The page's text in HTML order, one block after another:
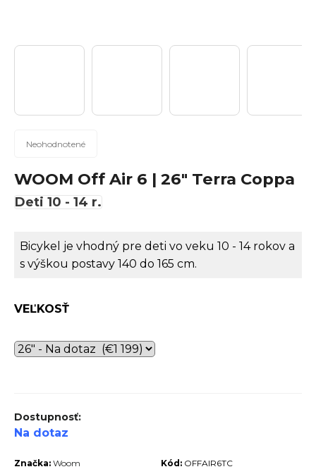
Priemerné
produktu
je
0,0
hviezdičiek.
Neohodnotené
WOOM Off Air 6 | 26" Terra Coppa
Deti 10 - 14 r.
Bicykel je vhodný pre deti vo veku 10 - 14 rokov a
s výškou postavy 140 do 165 cm.
VEĽKOSŤ
Na dotaz
Kód: OFFAIR6TC
Značka: Woom
?
Hľadať
O
d
o
ú
m
e